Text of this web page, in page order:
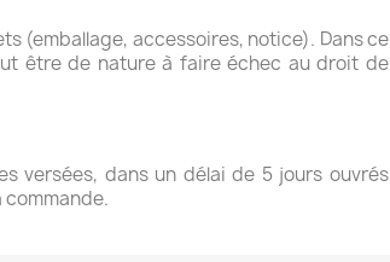
(emballage, accessoires, notice). Dans ce
être de nature à faire échec au droit de
versées, dans un délai de 5 jours ouvrés
commande.